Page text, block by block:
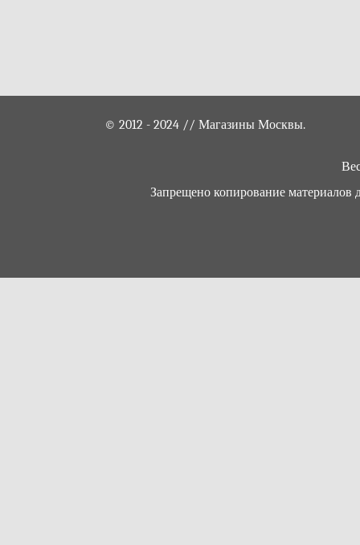
© 2012 - 2024 // Магазины Москвы.
Запрещено копирование материалов